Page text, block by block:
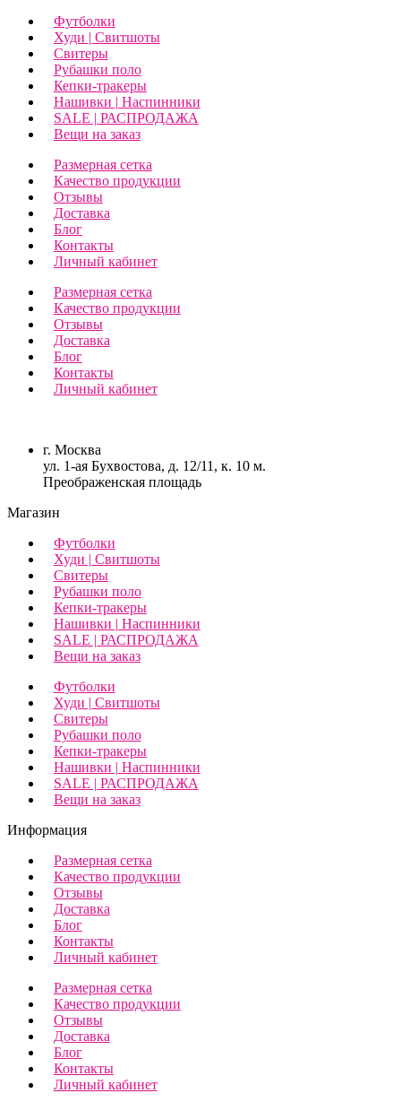
Футболки
Худи | Свитшоты
Свитеры
Рубашки поло
Кепки-тракеры
Нашивки | Наспинники
SALE | РАСПРОДАЖА
Вещи на заказ
Размерная сетка
Качество продукции
Отзывы
Доставка
Блог
Контакты
Личный кабинет
Размерная сетка
Качество продукции
Отзывы
Доставка
Блог
Контакты
Личный кабинет
г. Москва
ул. 1-ая Бухвостова, д. 12/11, к. 10 м.
Преображенская площадь
Магазин
Футболки
Худи | Свитшоты
Свитеры
Рубашки поло
Кепки-тракеры
Нашивки | Наспинники
SALE | РАСПРОДАЖА
Вещи на заказ
Футболки
Худи | Свитшоты
Свитеры
Рубашки поло
Кепки-тракеры
Нашивки | Наспинники
SALE | РАСПРОДАЖА
Вещи на заказ
Информация
Размерная сетка
Качество продукции
Отзывы
Доставка
Блог
Контакты
Личный кабинет
Размерная сетка
Качество продукции
Отзывы
Доставка
Блог
Контакты
Личный кабинет